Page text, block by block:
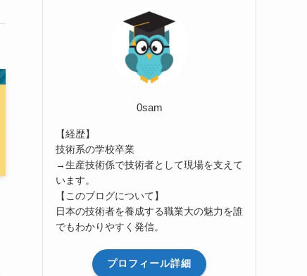
0sam
【経歴】
技術系の学校卒業
→生産技術係で技術者として現場を支えて
います。
【このブログについて】
日本の技術者を養成する職業大の魅力を誰
でもわかりやすく発信。
プロフィール詳細